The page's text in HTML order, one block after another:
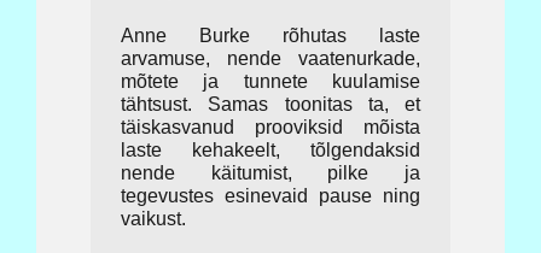
Anne Burke rõhutas laste
arvamuse, nende vaatenurkade,
mõtete ja tunnete kuulamise
tähtsust. Samas toonitas ta, et
täiskasvanud prooviksid mõista
laste kehakeelt, tõlgendaksid
nende käitumist, pilke ja
tegevustes esinevaid pause ning
vaikust.